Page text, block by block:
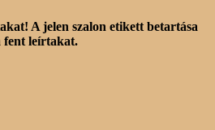
A jelen szalon etikett betartása
fent leírtakat.